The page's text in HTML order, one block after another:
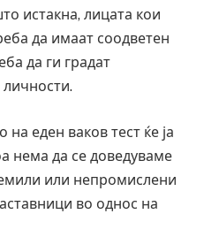
истакна, лицата кои
да имаат соодветен
да ги градат
еден ваков тест ќе ја
нема да се доведуваме
или непромислени
во однос на